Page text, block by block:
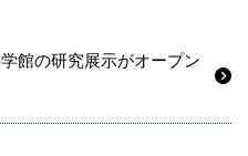
館の研究展示がオープン